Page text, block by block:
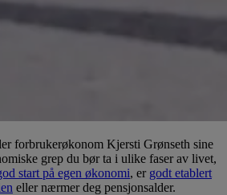
forbrukerøkonom Kjersti Grønseth sine
grep du bør ta i ulike faser av livet,
start på egen økonomi, er godt etablert
eller nærmer deg pensjonsalder.